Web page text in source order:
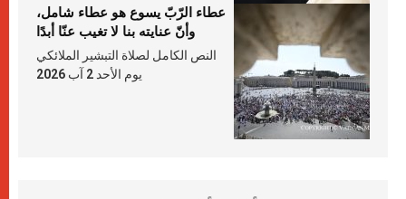
عطاء الرّبّ يسوع هو عطاء شامل،
وأنّ عنايته بنا لا تغيب عنّا أبدًا
النص الكامل لصلاة التبشير الملائكي
يوم الأحد 2 آب 2026